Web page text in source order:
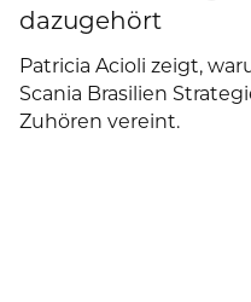
dazugehört
Patricia Acioli zeigt,
Scania Brasilien
Zuhören vereint.